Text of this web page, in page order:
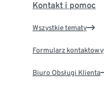
Kontakt i pomoc
Wszystkie tematy
Formularz kontaktowy
Biuro Obsługi Klienta